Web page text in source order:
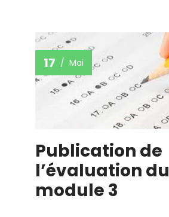
17 Mai
Publication de
l’évaluation du
module 3